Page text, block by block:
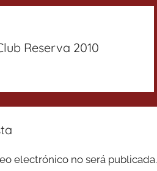
Reserva 2010
electrónico no será publicada.